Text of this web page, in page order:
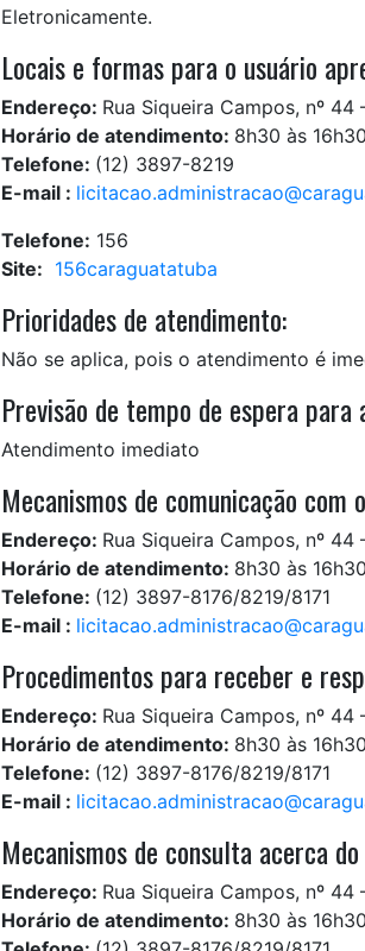
Eletronicamente.
Locais e formas para o usuário
Endereço: Rua Siqueira Campos, nº 44
Horário de atendimento: 8h30 às 16h30
Telefone: (12) 3897-8219
E-mail :
Telefone: 156
Site: 156caraguatatuba
Prioridades de atendimento:
Não se aplica, pois o atendimento é
Previsão de tempo de espera para
Atendimento imediato
Mecanismos de comunicação com
Endereço: Rua Siqueira Campos, nº 44
Horário de atendimento: 8h30 às 16h30
Telefone: (12) 3897-8176/8219/8171
E-mail :
Procedimentos para receber e
Endereço: Rua Siqueira Campos, nº 44
Horário de atendimento: 8h30 às 16h30
Telefone: (12) 3897-8176/8219/8171
E-mail :
Mecanismos de consulta acerca
Endereço: Rua Siqueira Campos, nº 44
Horário de atendimento: 8h30 às 16h30